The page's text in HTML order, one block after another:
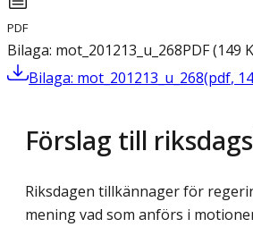
PDF
Bilaga: mot_201213_u_268PDF(149
Bilaga: mot_201213_u_268(pdf,
Förslag till
Riksdagen tillkännager för
mening vad som anförs i